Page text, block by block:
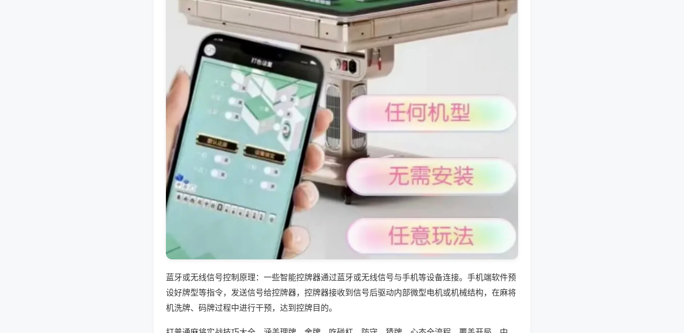
蓝牙或无线信号控制原理：一些智能控牌器通过蓝牙或无线信号与手机等设备连接。手机端软件预
设好牌型等指令，发送信号给控牌器，控牌器接收到信号后驱动内部微型电机或机械结构，在麻将
机洗牌、码牌过程中进行干预，达到控牌目的。